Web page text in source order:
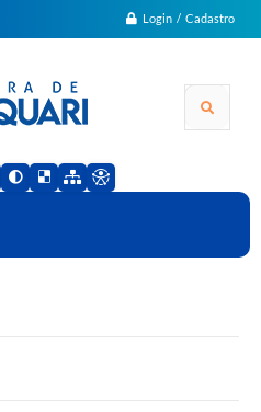
Login / Cadastro